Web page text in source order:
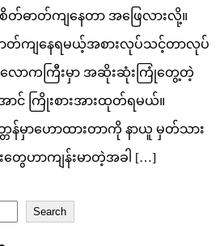
စိတ်ဓာတ်ကျနေတာ အဖြေလားလို့။
တ်ကျနေရမယ့်အစားလုပ်သင့်တာလုပ်
ောကကြီးမှာ အဆိုးဆုံးကြုံတွေ့တဲ့
ာင် ကြိုးစားအားထုတ်ရမယ်။
တန်မှာဟောထားတာကို နာယူ မှတ်သား
ေဟာကျန်းမာတဲ့အခါ […]
Search